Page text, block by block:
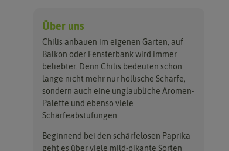
Über uns
Chilis anbauen im eigenen Garten, auf
Balkon oder Fensterbank wird immer
beliebter. Denn Chilis bedeuten schon
lange nicht mehr nur höllische Schärfe,
sondern auch eine unglaubliche Aromen-
Palette und ebenso viele
Schärfeabstufungen.
Beginnend bei den schärfelosen Paprika
geht es über viele mild-pikante Sorten